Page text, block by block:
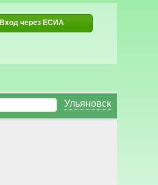
Вход через ЕСИА
Ульяновск